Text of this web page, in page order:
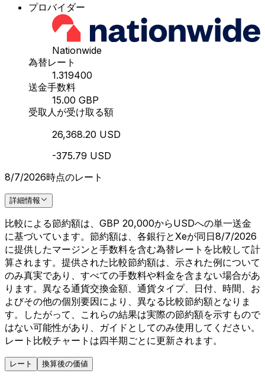
プロバイダー
Nationwide
為替レート
1.319400
送金手数料
15.00 GBP
受取人が受け取る額
26,368.20 USD
-375.79 USD
8/7/2026時点のレート
詳細情報
比較による節約額は、GBP 20,000からUSDへの単一送金
に基づいています。節約額は、各銀行とXeが同日8/7/2026
に提供したマージンと手数料を含む為替レートを比較して計
算されます。提供された比較節約額は、示された例について
のみ真実であり、すべての手数料や料金を含まない場合があ
ります。異なる通貨交換金額、通貨タイプ、日付、時間、お
よびその他の個別要因により、異なる比較節約額となりま
す。したがって、これらの結果は実際の節約額を示すもので
はない可能性があり、ガイドとしてのみ使用してください。
レート比較チャートは四半期ごとに更新されます。
レート 換算後の価値